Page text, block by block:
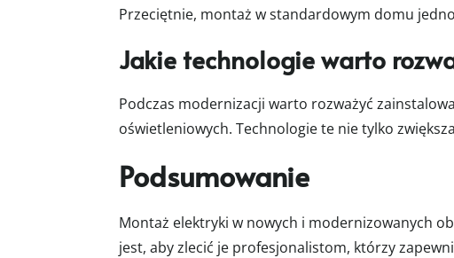
Przeciętnie, montaż w standardowym domu
Jakie technologie warto
Podczas modernizacji warto rozważyć
oświetleniowych. Technologie te nie tylko
Podsumowanie
Montaż elektryki w nowych i modernizowanych
jest, aby zlecić je profesjonalistom, którzy